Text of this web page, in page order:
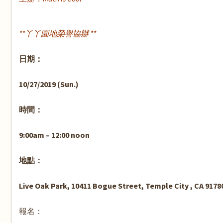
**丫丫園地榮譽協辦 **
日期：
10/27/2019 (Sun.)
時間：
9:00am – 12:00 noon
地點：
Live Oak Park, 10411 Bogue Street, Temple City , CA
報名：